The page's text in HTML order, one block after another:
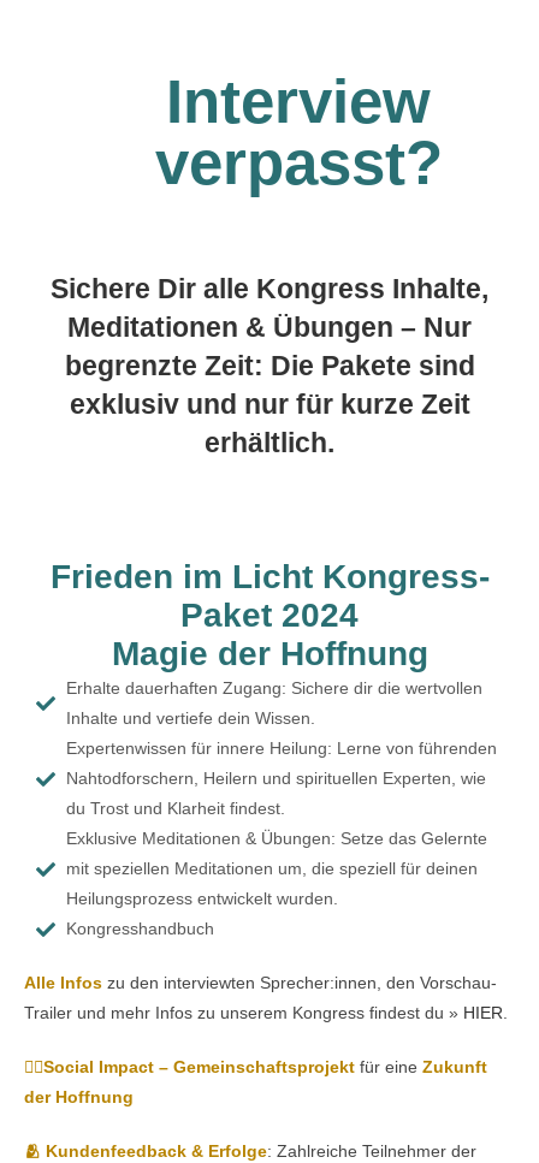
Interview
verpasst?
Sichere Dir alle Kongress Inhalte,
Meditationen & Übungen – Nur
begrenzte Zeit: Die Pakete sind
exklusiv und nur für kurze Zeit
erhältlich.
Frieden im Licht Kongress-
Paket 2024
Magie der Hoffnung
Erhalte dauerhaften Zugang: Sichere dir die wertvollen
Inhalte und vertiefe dein Wissen.
Expertenwissen für innere Heilung: Lerne von führenden
Nahtodforschern, Heilern und spirituellen Experten, wie
du Trost und Klarheit findest.
Exklusive Meditationen & Übungen: Setze das Gelernte
mit speziellen Meditationen um, die speziell für deinen
Heilungsprozess entwickelt wurden.
Kongresshandbuch
Alle Infos zu den interviewten Sprecher:innen, den Vorschau-
Trailer und mehr Infos zu unserem Kongress findest du » HIER
👇🏼Social Impact – Gemeinschaftsprojekt für eine Zukunft
der Hoffnung
🫂 Kundenfeedback & Erfolge: Zahlreiche Teilnehmer der